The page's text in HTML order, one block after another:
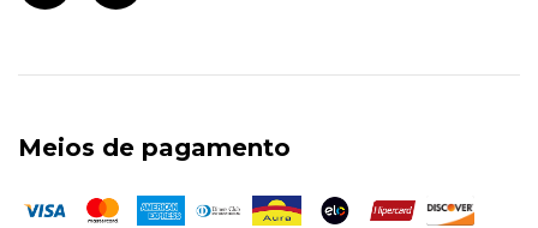
Meios de pagamento